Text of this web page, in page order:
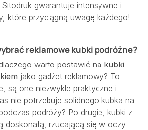
gwarantuje intensywne i
które przyciągną uwagę każdego!
reklamowe kubki podróżne?
warto postawić na kubki
jako gadżet reklamowy? To
są one niezwykle praktyczne i
nie potrzebuje solidnego kubka na
podróży? Po drugie, kubki z
doskonałą, rzucającą się w oczy